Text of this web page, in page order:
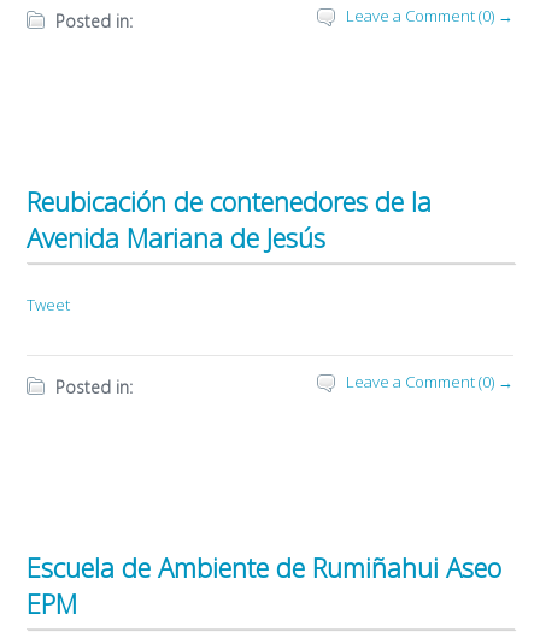
Posted in: Leave a Comment (0) →
Reubicación de contenedores de la
Avenida Mariana de Jesús
Tweet
Posted in: Leave a Comment (0) →
Escuela de Ambiente de Rumiñahui Aseo
EPM